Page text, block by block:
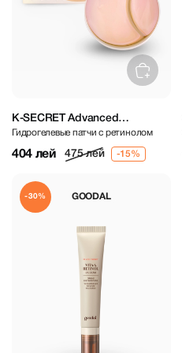
K-SECRET Advanced
Regenerating Eye Gel Patches
60 pcs
Гидрогелевые патчи с ретинолом
404 лей 475 лей
GOODAL
-30%